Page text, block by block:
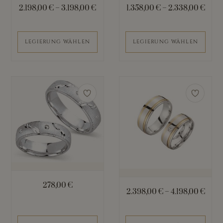
2.198,00 € – 3.198,00 €
LEGIERUNG WÄHLEN
Produktseite
gewählt
1.358,00 €– 2.338,00 €
LEGIERUNG WÄHLEN
Produktseite
gewählt
278,00 €
2.398,00 €– 4.198,00 €
mehrere
Varianten
können